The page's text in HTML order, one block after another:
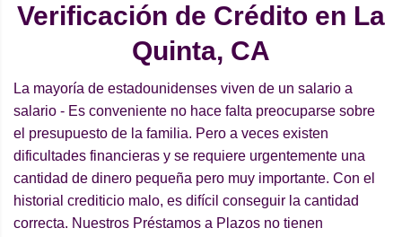
Verificación de Crédito en La
Quinta, CA
La mayoría de estadounidenses viven de un salario a
salario - Es conveniente no hace falta preocuparse sobre
el presupuesto de la familia. Pero a veces existen
dificultades financieras y se requiere urgentemente una
cantidad de dinero pequeña pero muy importante. Con el
historial crediticio malo, es difícil conseguir la cantidad
correcta. Nuestros Préstamos a Plazos no tienen